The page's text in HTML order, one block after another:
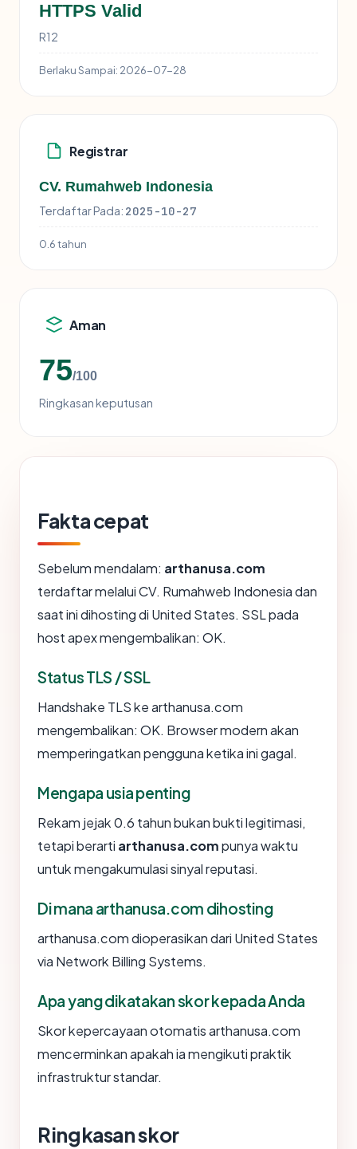
HTTPS Valid
R12
Berlaku Sampai: 2026-07-28
Registrar
CV. Rumahweb Indonesia
Terdaftar Pada: 2025-10-27
0.6 tahun
Aman
75/100
Ringkasan keputusan
Fakta cepat
Sebelum mendalam: arthanusa.com
terdaftar melalui CV. Rumahweb Indonesia dan
saat ini dihosting di United States. SSL pada
host apex mengembalikan: OK.
Status TLS / SSL
Handshake TLS ke arthanusa.com
mengembalikan: OK. Browser modern akan
memperingatkan pengguna ketika ini gagal.
Mengapa usia penting
Rekam jejak 0.6 tahun bukan bukti legitimasi,
tetapi berarti arthanusa.compunya waktu
untuk mengakumulasi sinyal reputasi.
Di mana arthanusa.com dihosting
arthanusa.com dioperasikan dari United States
via Network Billing Systems.
Apa yang dikatakan skor kepada Anda
Skor kepercayaan otomatis arthanusa.com
mencerminkan apakah ia mengikuti praktik
infrastruktur standar.
Ringkasan skor